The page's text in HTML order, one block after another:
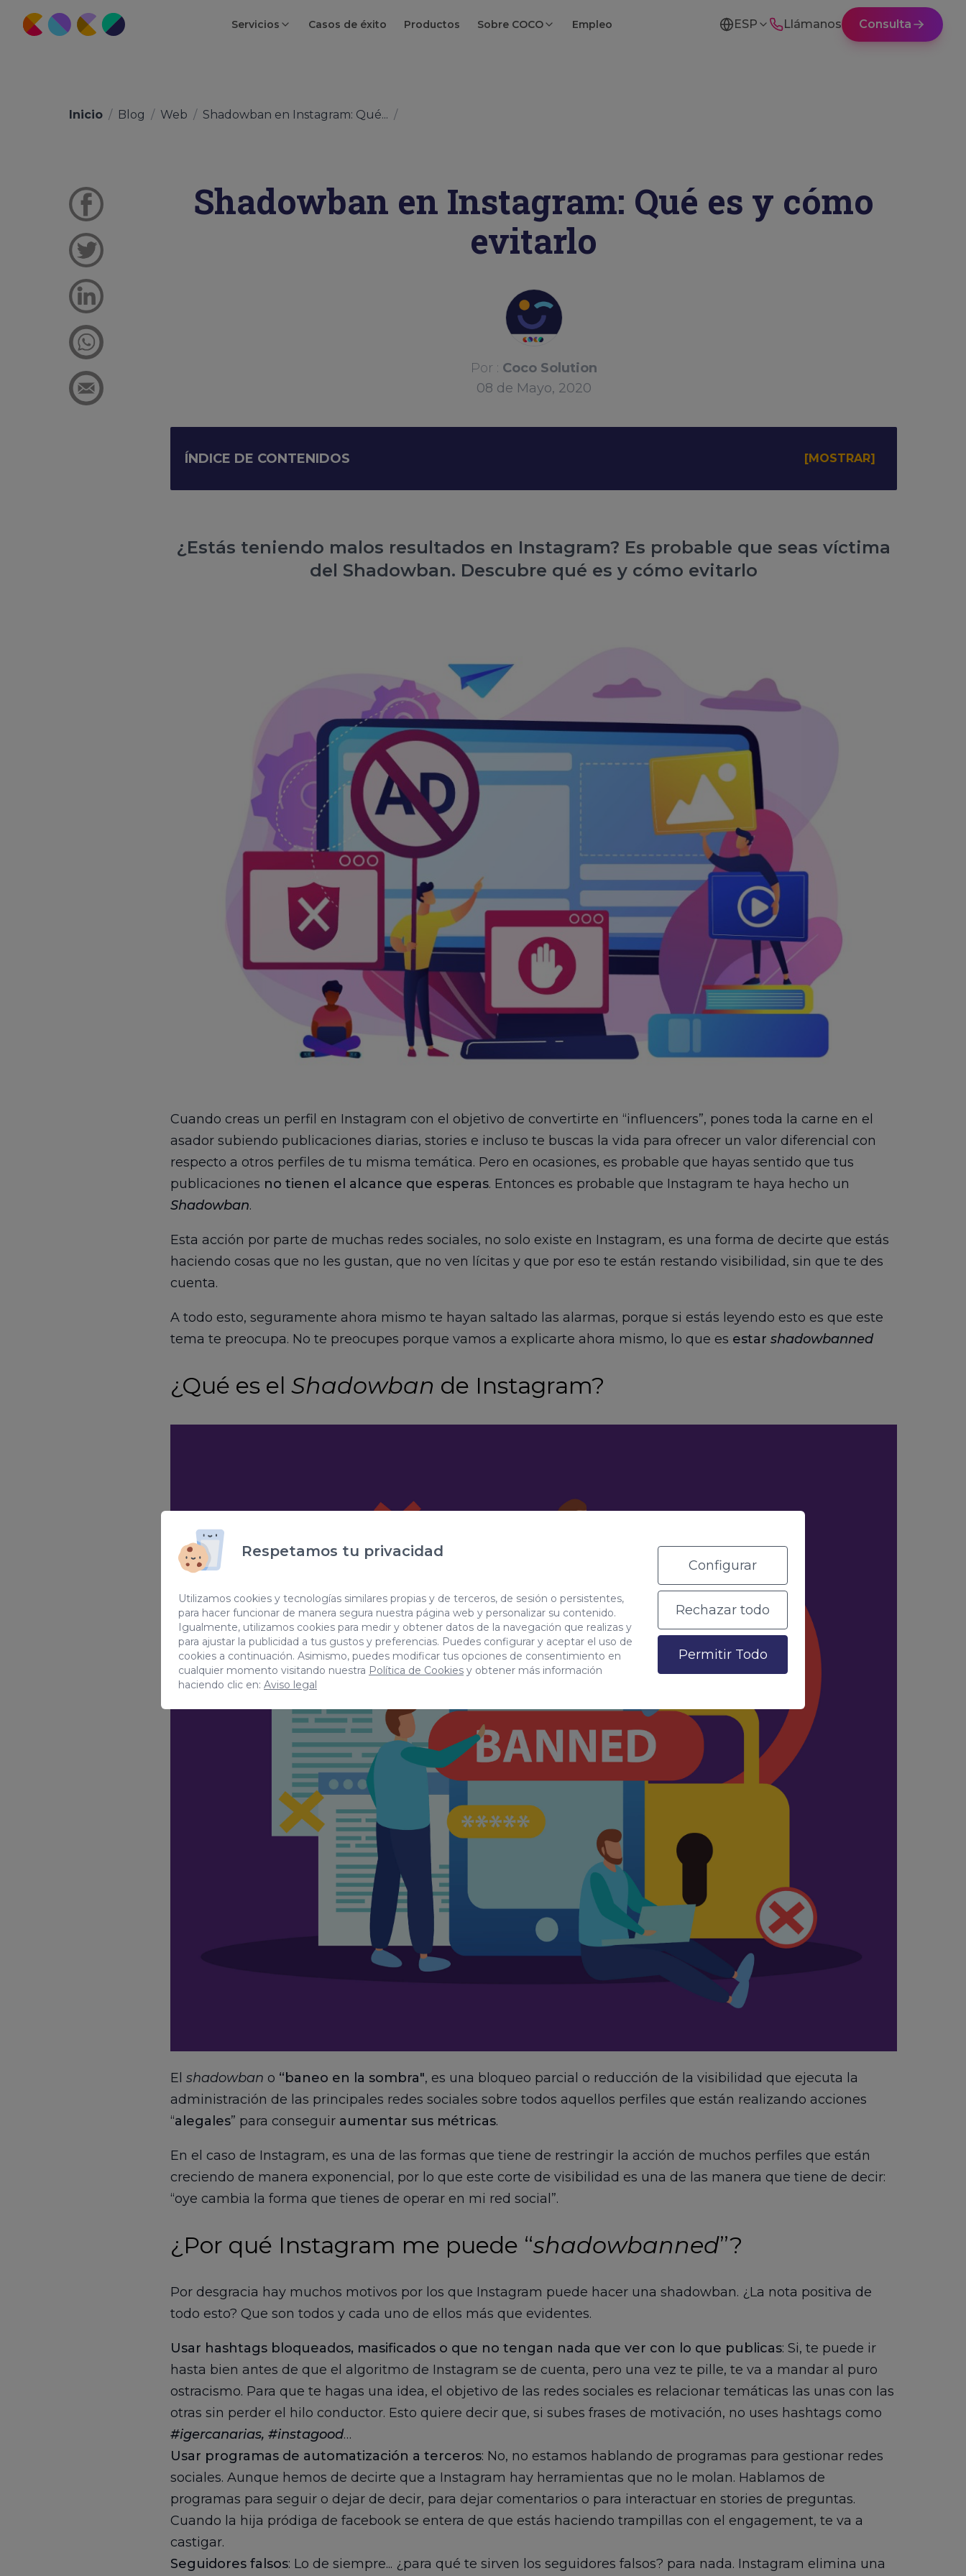
Respetamos tu privacidad
Utilizamos cookies y tecnologías similares propias y de terceros, de sesión o persistentes,
para hacer funcionar de manera segura nuestra página web y personalizar su contenido.
Igualmente, utilizamos cookies para medir y obtener datos de la navegación que realizas y
para ajustar la publicidad a tus gustos y preferencias. Puedes configurar y aceptar el uso de
cookies a continuación. Asimismo, puedes modificar tus opciones de consentimiento en
cualquier momento visitando nuestra Política de Cookies y obtener más información
haciendo clic en: Aviso legal
Configurar
Rechazar todo
Permitir Todo
Servicios Casos de éxito Productos Sobre COCO Empleo ESP Llámanos Consulta
Inicio / Blog / Web / Shadowban en Instagram: Qué... /
Shadowban en Instagram: Qué es y cómo
evitarlo
Por : Coco Solution
08 de Mayo, 2020
ÍNDICE DE CONTENIDOS
¿Estás teniendo malos resultados en Instagram? Es probable que seas víctima
del Shadowban. Descubre qué es y cómo evitarlo
Cuando creas un perfil en Instagram con el objetivo de convertirte en “influencers”, pones toda la carne en el
asador subiendo publicaciones diarias, stories e incluso te buscas la vida para ofrecer un valor diferencial con
respecto a otros perfiles de tu misma temática. Pero en ocasiones, es probable que hayas sentido que tus
publicaciones no tienen el alcance que esperas. Entonces es probable que Instagram te haya hecho un
Shadowban.
Esta acción por parte de muchas redes sociales, no solo existe en Instagram, es una forma de decirte que estás
haciendo cosas que no les gustan, que no ven lícitas y que por eso te están restando visibilidad, sin que te des
cuenta.
A todo esto, seguramente ahora mismo te hayan saltado las alarmas, porque si estás leyendo esto es que este
tema te preocupa. No te preocupes porque vamos a explicarte ahora mismo, lo que es estarshadowbanned
¿Qué es elShadowban de Instagram?
Elshadowban o “baneo en la sombra", es una bloqueo parcial o reducción de la visibilidad que ejecuta la
administración de las principales redes sociales sobre todos aquellos perfiles que están realizando acciones
“alegales” para conseguir aumentar sus métricas.
En el caso de Instagram, es una de las formas que tiene de restringir la acción de muchos perfiles que están
creciendo de manera exponencial, por lo que este corte de visibilidad es una de las manera que tiene de decir:
“oye cambia la forma que tienes de operar en mi red social”.
¿Por qué Instagram me puede “shadowbanned”?
Por desgracia hay muchos motivos por los que Instagram puede hacer una shadowban. ¿La nota positiva de
todo esto? Que son todos y cada uno de ellos más que evidentes.
Usar hashtags bloqueados, masificados o que no tengan nada que ver con lo que publicas: Si, te puede ir
hasta bien antes de que el algoritmo de Instagram se de cuenta, pero una vez te pille, te va a mandar al puro
ostracismo. Para que te hagas una idea, el objetivo de las redes sociales es relacionar temáticas las unas con las
otras sin perder el hilo conductor. Esto quiere decir que, si subes frases de motivación, no uses hashtags como
#igercanarias, #instagood…
Usar programas de automatización a terceros: No, no estamos hablando de programas para gestionar redes
sociales. Aunque hemos de decirte que a Instagram hay herramientas que no le molan. Hablamos de
programas para seguir o dejar de decir, para dejar comentarios o para interactuar en stories de preguntas.
Cuando la hija pródiga de facebook se entera de que estás haciendo trampillas con el engagement, te va a
castigar.
Seguidores falsos: Lo de siempre... ¿para qué te sirven los seguidores falsos? para nada. Instagram elimina una